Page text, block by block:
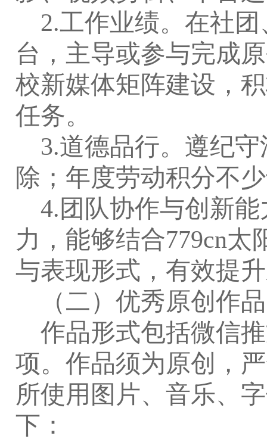
2.工作业绩。 在社
台，主导或参与完成
校新媒体矩阵建设，
任务。
3.道德品行。 遵纪
除；年度劳动积分不
4.团队协作与创新能
力，能够结合779cn
与表现形式，有效提
（二）优秀原创作品
作品形式包括微信
项。作品须为原创，
所使用图片、音乐、
下：